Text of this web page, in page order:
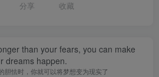
分享 收藏
than your fears, you can make
dreams happen.
胆怯时，你就可以将梦想变为现实了